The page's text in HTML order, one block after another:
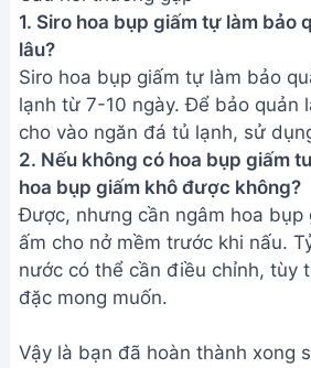
1. Siro hoa bụp giấm tự làm bảo
lâu?
Siro hoa bụp giấm tự làm bảo
lạnh từ 7-10 ngày. Để bảo quản
cho vào ngăn đá tủ lạnh, sử
2. Nếu không có hoa bụp giấm
hoa bụp giấm khô được không?
Được, nhưng cần ngâm hoa bụp
ấm cho nở mềm trước khi nấu.
nước có thể cần điều chỉnh, tùy
đặc mong muốn.
Vậy là bạn đã hoàn thành xong